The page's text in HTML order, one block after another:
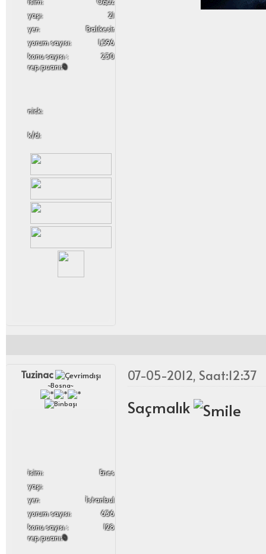
yaşı:
21
yer:
Balıkesir
yorum sayısı:
1,596
konu sayısı :
230
rep puanı:0
nick:
k/d:
Tuzinac
~Bosna~
i̇sim:
Enes
yaşı:
yer:
İstanbul
yorum sayısı:
636
konu sayısı :
128
rep puanı:0
07-05-2012, Saat:12:37
Saçmalık